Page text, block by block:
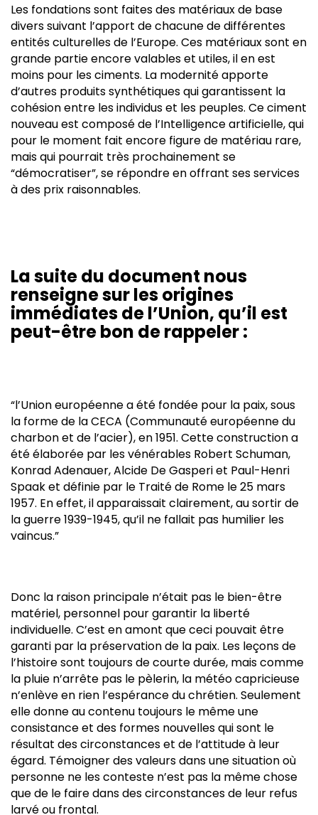
Les fondations sont faites des matériaux de base
divers suivant l’apport de chacune de différentes
entités culturelles de l’Europe. Ces matériaux sont en
grande partie encore valables et utiles, il en est
moins pour les ciments. La modernité apporte
d’autres produits synthétiques qui garantissent la
cohésion entre les individus et les peuples. Ce ciment
nouveau est composé de l’Intelligence artificielle, qui
pour le moment fait encore figure de matériau rare,
mais qui pourrait très prochainement se
“démocratiser”, se répondre en offrant ses services
à des prix raisonnables.
La suite du document nous
renseigne sur les origines
immédiates de l’Union, qu’il est
peut-être bon de rappeler :
“l’Union européenne a été fondée pour la paix, sous
la forme de la CECA (Communauté européenne du
charbon et de l’acier), en 1951. Cette construction a
été élaborée par les vénérables Robert Schuman,
Konrad Adenauer, Alcide De Gasperi et Paul-Henri
Spaak et définie par le Traité de Rome le 25 mars
1957. En effet, il apparaissait clairement, au sortir de
la guerre 1939-1945, qu’il ne fallait pas humilier les
vaincus.”
Donc la raison principale n’était pas le bien-être
matériel, personnel pour garantir la liberté
individuelle. C’est en amont que ceci pouvait être
garanti par la préservation de la paix. Les leçons de
l’histoire sont toujours de courte durée, mais comme
la pluie n’arrête pas le pèlerin, la météo capricieuse
n’enlève en rien l’espérance du chrétien. Seulement
elle donne au contenu toujours le même une
consistance et des formes nouvelles qui sont le
résultat des circonstances et de l’attitude à leur
égard. Témoigner des valeurs dans une situation où
personne ne les conteste n’est pas la même chose
que de le faire dans des circonstances de leur refus
larvé ou frontal.